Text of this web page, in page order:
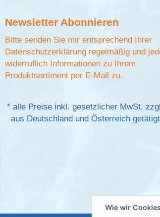
Wie wir
Newsletter Abonnieren
Bitte senden Sie mir entsprechend Ihrer
Datenschutzerklärung regelmäßig und
widerruflich Informationen zu Ihrem
Produktsortiment per E-Mail zu.
* alle Preise inkl. gesetzlicher MwSt.
aus Deutschland und Österreich